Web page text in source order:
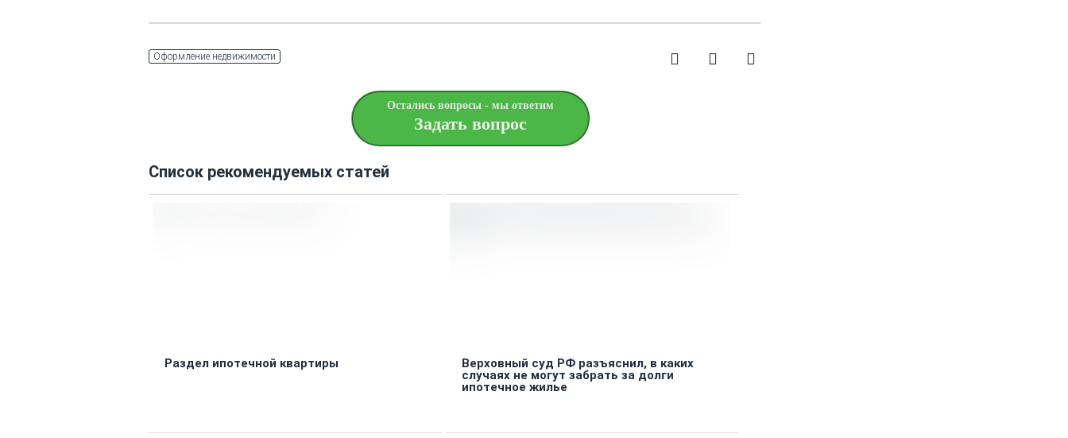
Оформление недвижимости
Остались вопросы - мы ответим
Задать вопрос
Список рекомендуемых статей
Раздел ипотечной квартиры
Верховный суд РФ разъяснил, в каких
случаях не могут забрать за долги
ипотечное жилье